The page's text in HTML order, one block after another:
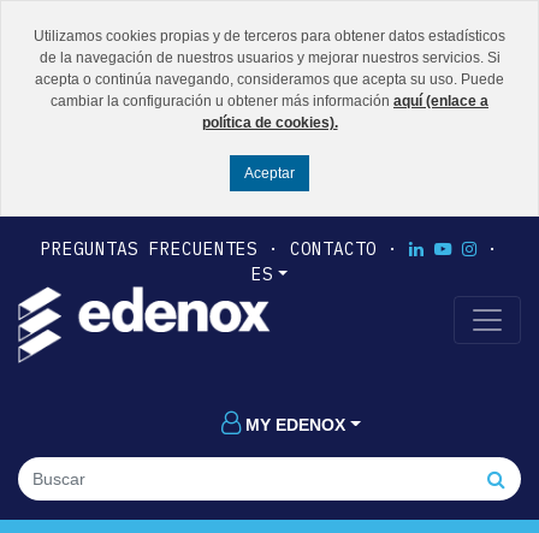
Utilizamos cookies propias y de terceros para obtener datos estadísticos
de la navegación de nuestros usuarios y mejorar nuestros servicios. Si
acepta o continúa navegando, consideramos que acepta su uso. Puede
cambiar la configuración u obtener más información aquí (enlace a
política de cookies).
PREGUNTAS FRECUENTES
CONTACTO
ES
MY EDENOX